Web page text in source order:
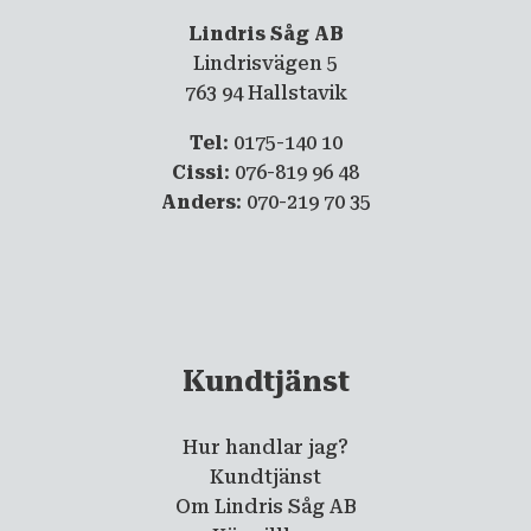
Lindris Såg AB
Lindrisvägen 5
763 94 Hallstavik
Tel: 0175-140 10
Cissi: 076-819 96 48
Anders: 070-219 70 35
Kundtjänst
Hur handlar jag?
Kundtjänst
Om Lindris Såg AB